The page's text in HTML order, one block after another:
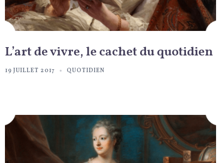
L’art de vivre, le cachet du quotidien
19 JUILLET 2017 QUOTIDIEN